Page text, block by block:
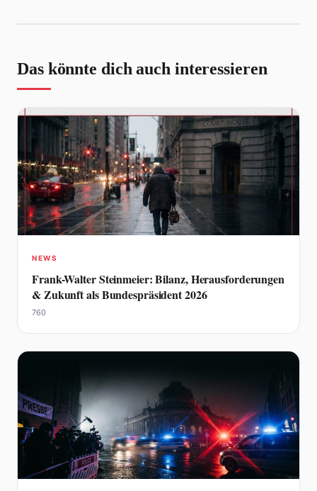
Das könnte dich auch interessieren
NEWS
Frank-Walter Steinmeier: Bilanz, Herausforderungen
& Zukunft als Bundespräsident 2026
760